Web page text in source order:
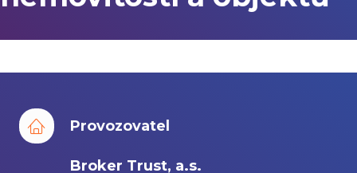
Provozovatel
Broker Trust, a.s.